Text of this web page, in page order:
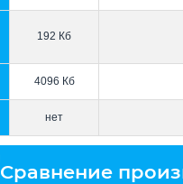
192 Кб
4096 Кб
нет
Сравнение